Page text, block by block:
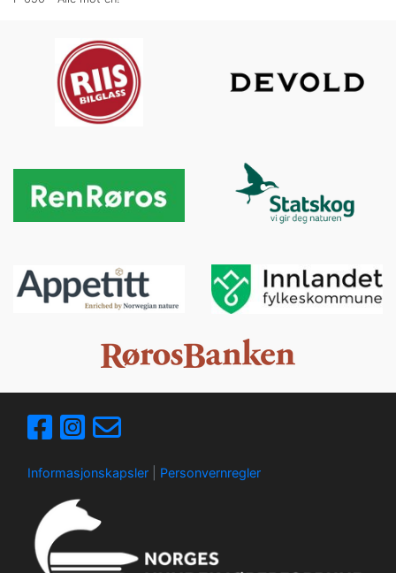
Informasjonskapsler Personvernregler